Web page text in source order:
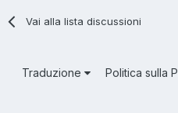
Vai alla lista discussioni
Traduzione Politica sulla